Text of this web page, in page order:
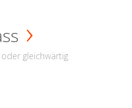
gleichwärtig